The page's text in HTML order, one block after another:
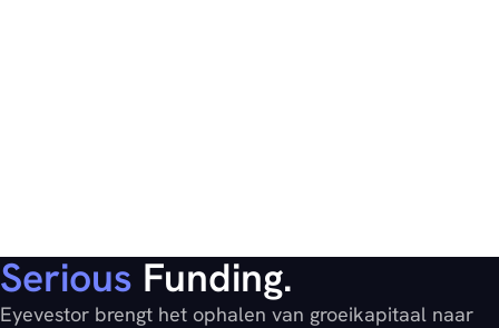
Serious Funding.
Eyevestor brengt het ophalen van groeikapitaal naar